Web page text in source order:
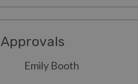
Approvals
Emily Booth